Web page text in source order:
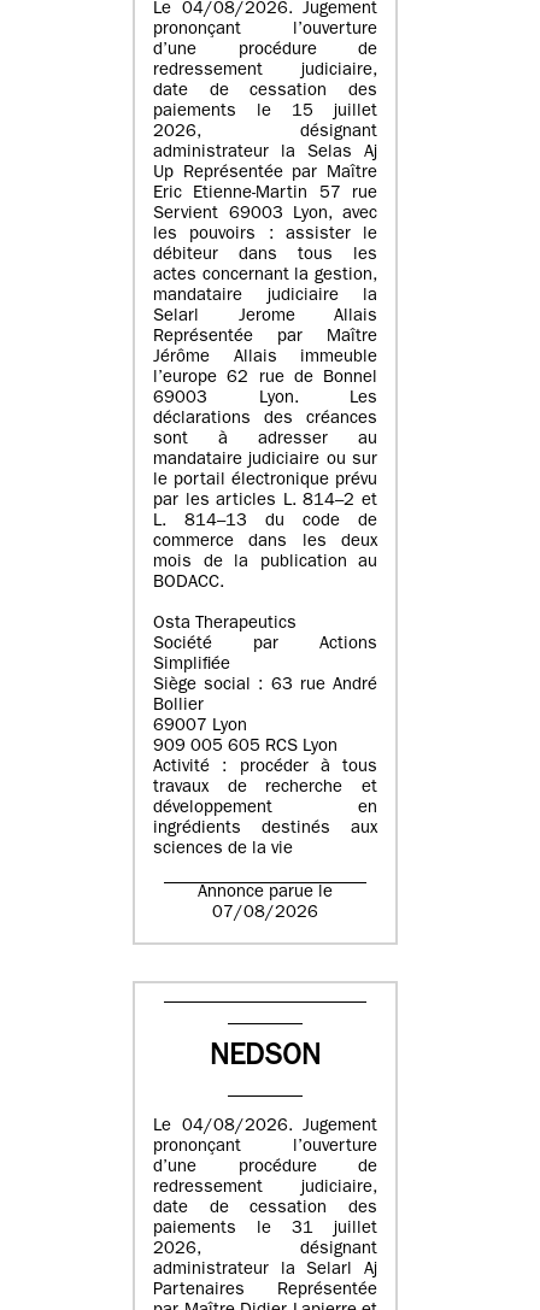
Le 04/08/2026. Jugement
prononçant l’ouverture
d’une procédure de
redressement judiciaire,
date de cessation des
paiements le 15 juillet
2026, désignant
administrateur la Selas Aj
Up Représentée par Maître
Eric Etienne-Martin 57 rue
Servient 69003 Lyon, avec
les pouvoirs : assister le
débiteur dans tous les
actes concernant la gestion,
mandataire judiciaire la
Selarl Jerome Allais
Représentée par Maître
Jérôme Allais immeuble
l’europe 62 rue de Bonnel
69003 Lyon. Les
déclarations des créances
sont à adresser au
mandataire judiciaire ou sur
le portail électronique prévu
par les articles L. 814–2 et
L. 814–13 du code de
commerce dans les deux
mois de la publication au
BODACC.
Osta Therapeutics
Société par Actions
Simplifiée
Siège social : 63 rue André
Bollier
69007 Lyon
909 005 605 RCS Lyon
Activité : procéder à tous
travaux de recherche et
développement en
ingrédients destinés aux
sciences de la vie
Annonce parue le
07/08/2026
NEDSON
Le 04/08/2026. Jugement
prononçant l’ouverture
d’une procédure de
redressement judiciaire,
date de cessation des
paiements le 31 juillet
2026, désignant
administrateur la Selarl Aj
Partenaires Représentée